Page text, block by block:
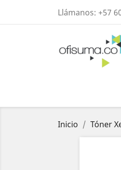
Llámanos: +57
Inicio Tóner